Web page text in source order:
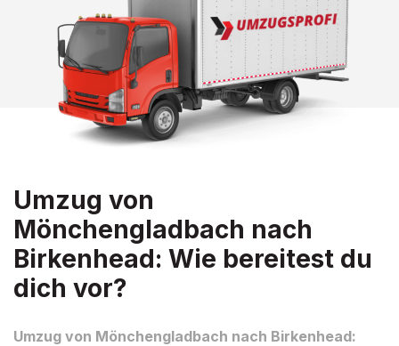
Umzug von
Mönchengladbach nach
Birkenhead: Wie bereitest du
dich vor?
Umzug von Mönchengladbach nach Birkenhead: